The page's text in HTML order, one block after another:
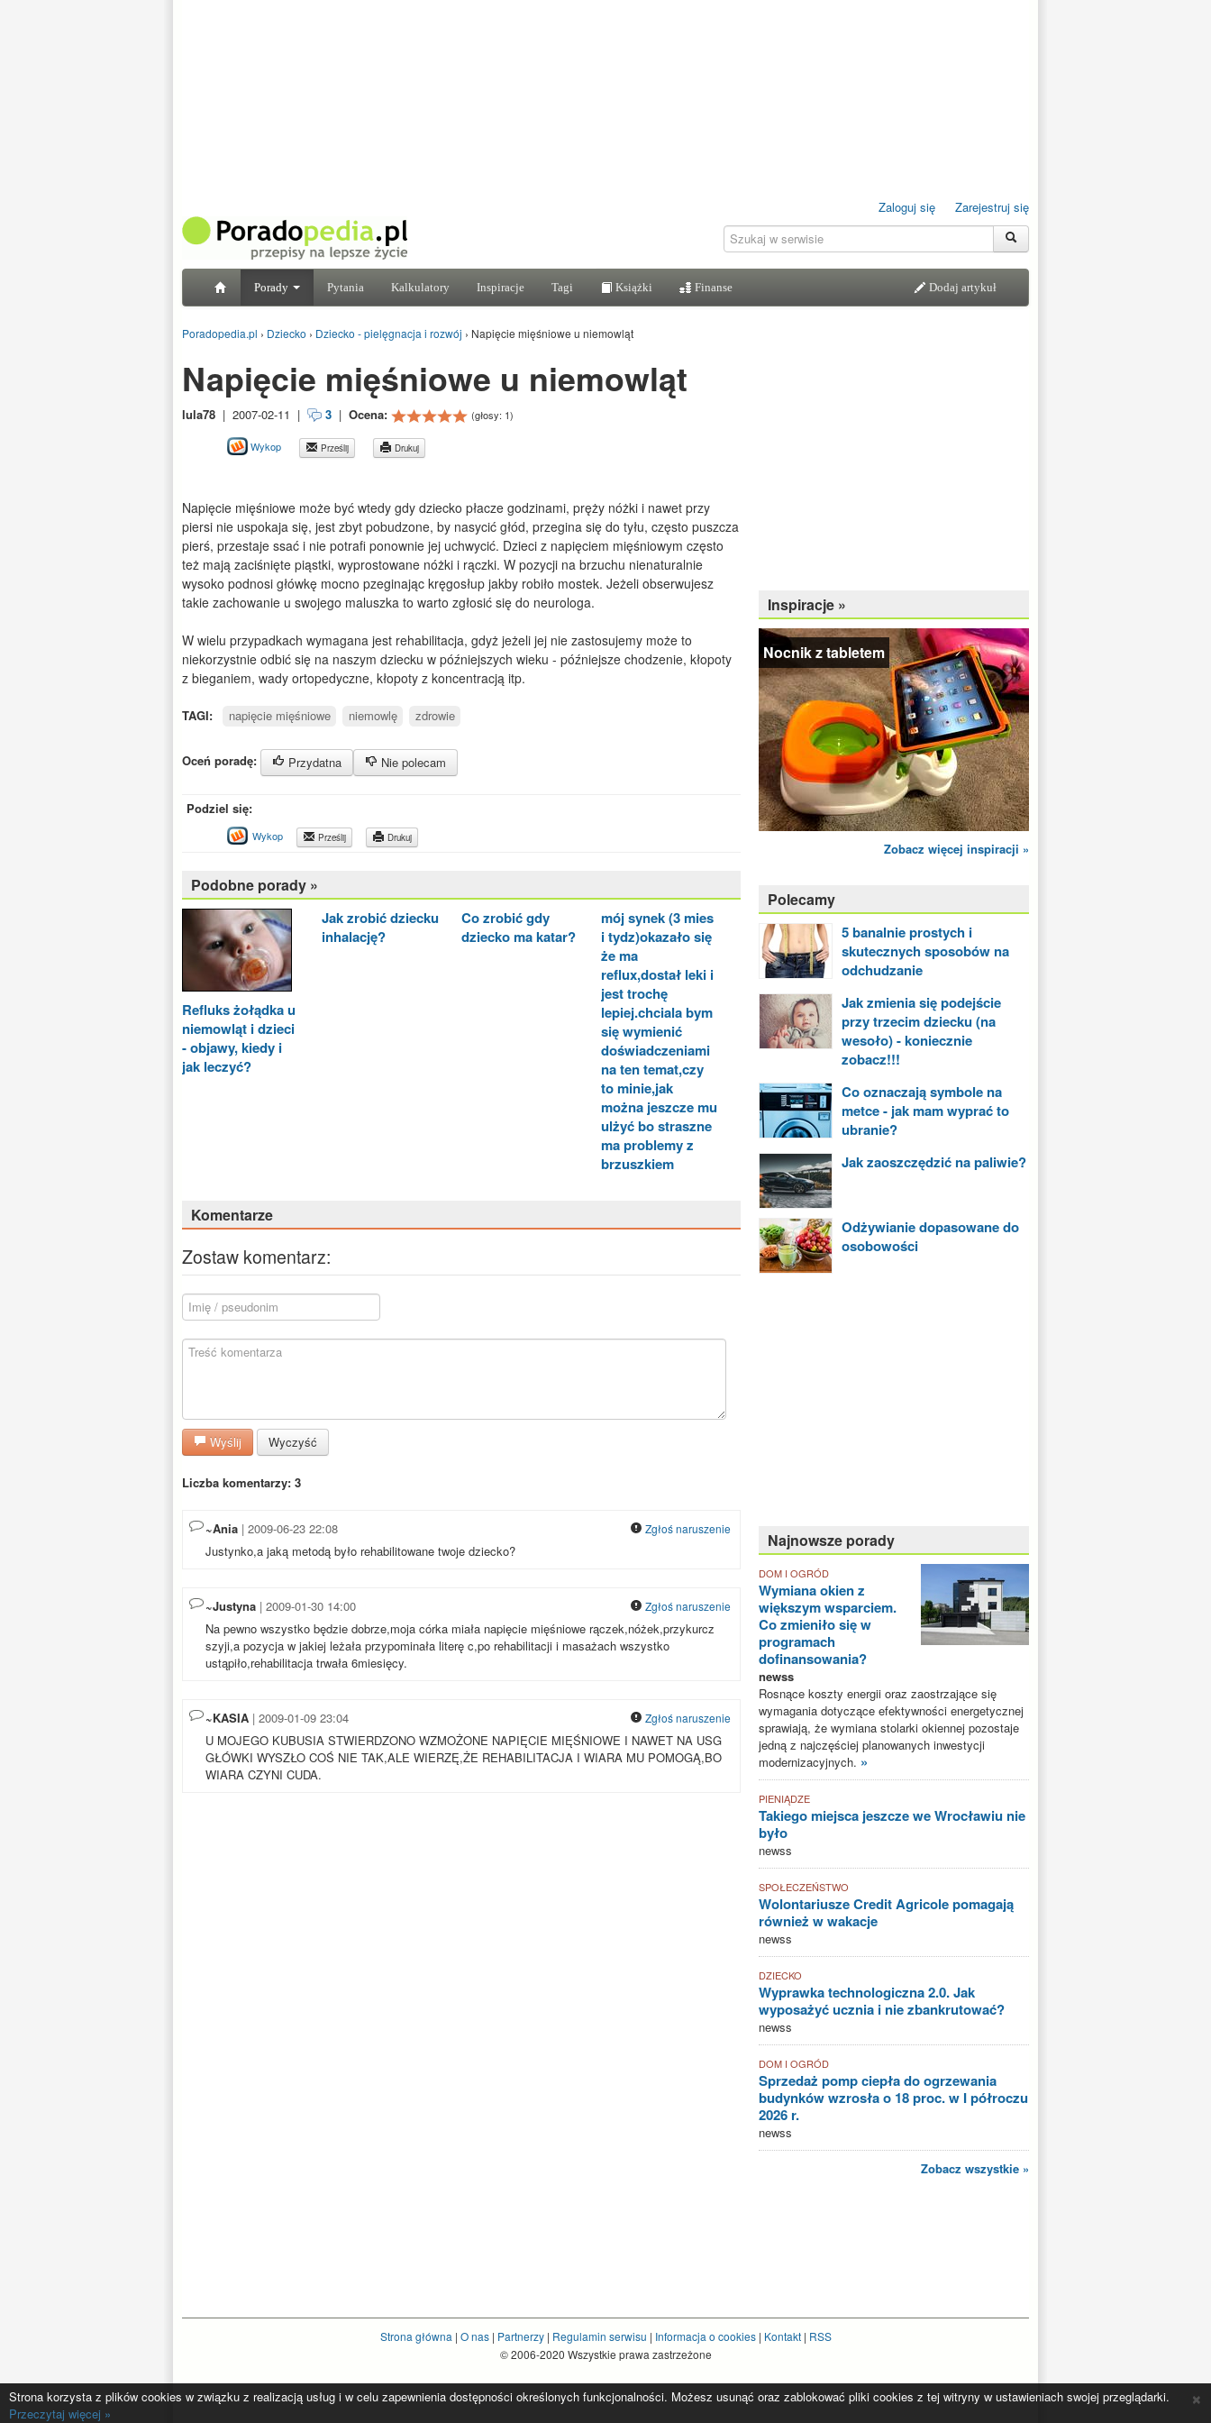
Zaloguj się Zarejestruj się
Porady Pytania Kalkulatory Inspiracje Tagi Książki Finanse Dodaj artykuł
Poradopedia.pl › Dziecko › Dziecko - pielęgnacja i rozwój › Napięcie mięśniowe u niemowląt
Napięcie mięśniowe u niemowląt
lula78 | 2007-02-11 | 3 | Ocena: (głosy: 1)
Wykop Prześlij Drukuj
Napięcie mięśniowe może być wtedy gdy dziecko płacze godzinami, pręży nóżki i nawet przy
piersi nie uspokaja się, jest zbyt pobudzone, by nasycić głód, przegina się do tyłu, często puszcza
pierś, przestaje ssać i nie potrafi ponownie jej uchwycić. Dzieci z napięciem mięśniowym często
też mają zaciśnięte piąstki, wyprostowane nóżki i rączki. W pozycji na brzuchu nienaturalnie
wysoko podnosi główkę mocno pzeginając kręgosłup jakby robiło mostek. Jeżeli obserwujesz
takie zachowanie u swojego maluszka to warto zgłosić się do neurologa.
W wielu przypadkach wymagana jest rehabilitacja, gdyż jeżeli jej nie zastosujemy może to
niekorzystnie odbić się na naszym dziecku w późniejszych wieku - późniejsze chodzenie, kłopoty
z bieganiem, wady ortopedyczne, kłopoty z koncentracją itp.
TAGI: napięcie mięśniowe niemowlę zdrowie
Oceń poradę: Przydatna Nie polecam
Podziel się:
Wykop Prześlij Drukuj
Podobne porady »
Refluks żołądka u
niemowląt i dzieci
- objawy, kiedy i
jak leczyć?
Jak zrobić dziecku
inhalację?
Co zrobić gdy
dziecko ma katar?
mój synek (3 mies
i tydz)okazało się
że ma
reflux,dostał leki i
jest trochę
lepiej.chciala bym
się wymienić
doświadczeniami
na ten temat,czy
to minie,jak
można jeszcze mu
ulżyć bo straszne
ma problemy z
brzuszkiem
Komentarze
Zostaw komentarz:
Wyślij Wyczyść
Liczba komentarzy: 3
~Ania | 2009-06-23 22:08 Zgłoś naruszenie
Justynko,a jaką metodą było rehabilitowane twoje dziecko?
~Justyna | 2009-01-30 14:00 Zgłoś naruszenie
Na pewno wszystko będzie dobrze,moja córka miała napięcie mięśniowe rączek,nóżek,przykurcz
szyji,a pozycja w jakiej leżała przypominała literę c,po rehabilitacji i masażach wszystko
ustąpiło,rehabilitacja trwała 6miesięcy.
~KASIA | 2009-01-09 23:04 Zgłoś naruszenie
U MOJEGO KUBUSIA STWIERDZONO WZMOŻONE NAPIĘCIE MIĘŚNIOWE I NAWET NA USG
GŁÓWKI WYSZŁO COŚ NIE TAK,ALE WIERZĘ,ŻE REHABILITACJA I WIARA MU POMOGĄ,BO
WIARA CZYNI CUDA.
Inspiracje »
Nocnik z tabletem
Zobacz więcej inspiracji »
Polecamy
5 banalnie prostych i
skutecznych sposobów na
odchudzanie
Jak zmienia się podejście
przy trzecim dziecku (na
wesoło) - koniecznie
zobacz!!!
Co oznaczają symbole na
metce - jak mam wyprać to
ubranie?
Jak zaoszczędzić na paliwie?
Odżywianie dopasowane do
osobowości
Najnowsze porady
DOM I OGRÓD
Wymiana okien z
większym wsparciem.
Co zmieniło się w
programach
dofinansowania?
newss
Rosnące koszty energii oraz zaostrzające się
wymagania dotyczące efektywności energetycznej
sprawiają, że wymiana stolarki okiennej pozostaje
jedną z najczęściej planowanych inwestycji
modernizacyjnych. »
PIENIĄDZE
Takiego miejsca jeszcze we Wrocławiu nie
było
newss
SPOŁECZEŃSTWO
Wolontariusze Credit Agricole pomagają
również w wakacje
newss
DZIECKO
Wyprawka technologiczna 2.0. Jak
wyposażyć ucznia i nie zbankrutować?
newss
DOM I OGRÓD
Sprzedaż pomp ciepła do ogrzewania
budynków wzrosła o 18 proc. w I półroczu
2026 r.
newss
Zobacz wszystkie »
Strona główna | O nas| Partnerzy| Regulamin serwisu | Informacja o cookies| Kontakt| RSS
© 2006-2020 Wszystkie prawa zastrzeżone
×
Strona korzysta z plików cookies w związku z realizacją usług i w celu zapewnienia dostępności określonych funkcjonalności. Możesz usunąć oraz zablokować pliki cookies z tej witryny w ustawieniach swojej przeglądarki.
Przeczytaj więcej »